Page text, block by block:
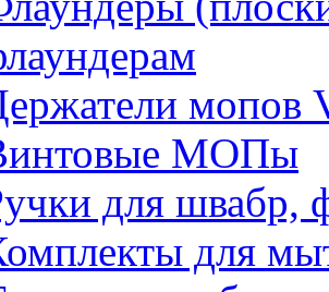
мопов
МОПы
для швабр,
для